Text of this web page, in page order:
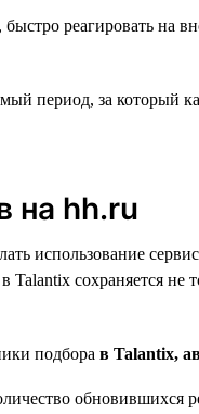
быстро реагировать
период, за который
на hh.ru
использование
сохраняется
подбора в Talantix,